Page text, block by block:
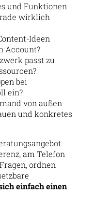
und Funktionen
wirklich
Ideen
Account?
passt zu
bei
ein?
von außen
und konkretes
am Telefon
ordnen
einfach einen